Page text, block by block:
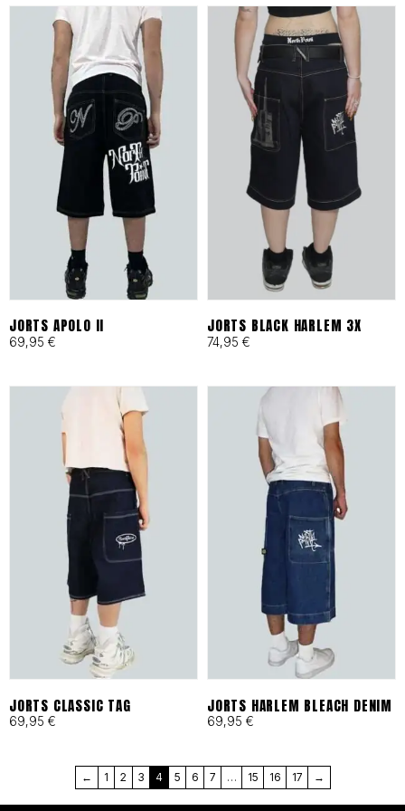
Barcelona.
ESPECIFICACIONES DE
IDENTIDAD
Tejidos Heavyweight:
Materiales técnicos y
naturales seleccionados por
su resistencia al desgaste
Producción Local:Diseñado
en Barcelona bajo principios
de moda ética y
responsable desde 1993.
Cortes Funcionales:
Ergonomía pensada para
skaters, artistas y mentes
activas que exigen libertad
total.
MÁS QUE UNA MARCA, UN
JORTS APOLO II
69,95 €
JORTS BLACK HARLEM 3X
74,95 €
JORTS CLASSIC TAG
69,95 €
JORTS HARLEM BLEACH DENIM
69,95 €
← 1 2 3 4 5 6 7 … 15 16 17 →